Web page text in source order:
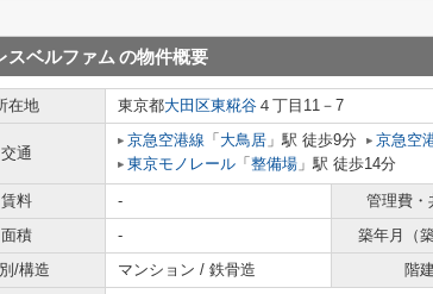
スベルファム の物件概要
在地 東京都大田区東糀谷 ４丁目11－7
交通
京急空港線 「 大鳥居 」駅 徒歩9分 京急空
東京モノレール 「 整備場 」駅 徒歩14分
賃料 - 管理費・
面積
- 築年月（
/構造
マンション / 鉄骨造 階建